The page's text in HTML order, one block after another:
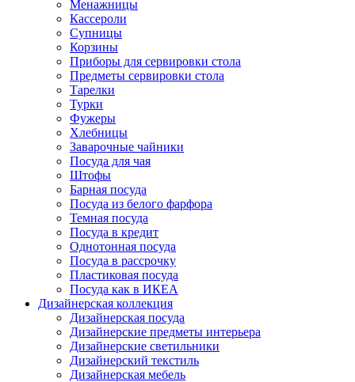
Менажницы
Кассероли
Супницы
Корзины
Приборы для сервировки стола
Предметы сервировки стола
Тарелки
Турки
Фужеры
Хлебницы
Заварочные чайники
Посуда для чая
Штофы
Барная посуда
Посуда из белого фарфора
Темная посуда
Посуда в кредит
Однотонная посуда
Посуда в рассрочку
Пластиковая посуда
Посуда как в ИКЕА
Дизайнерская коллекция
Дизайнерская посуда
Дизайнерские предметы интерьера
Дизайнерские светильники
Дизайнерский текстиль
Дизайнерская мебель